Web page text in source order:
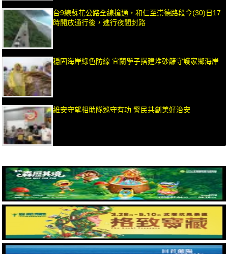
台9線蘇花公路全線搶通，和仁至崇德路段今(30)日17
時開放通行後，進行夜間封路
穩固海岸綠色防線 宜蘭學子搭建堆砂籬守護家鄉海岸
維安守望相助隊巡守有功 警民共創美好治安